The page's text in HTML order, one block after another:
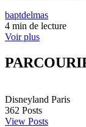
baptdelmas
4 min de lecture
Voir plus
Disneyland Paris
362 Posts
View Posts